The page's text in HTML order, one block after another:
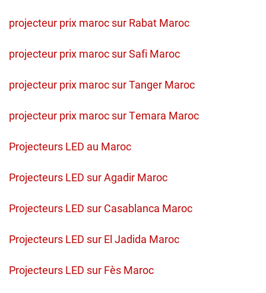
projecteur prix maroc sur Rabat Maroc
projecteur prix maroc sur Safi Maroc
projecteur prix maroc sur Tanger Maroc
projecteur prix maroc sur Temara Maroc
Projecteurs LED au Maroc
Projecteurs LED sur Agadir Maroc
Projecteurs LED sur Casablanca Maroc
Projecteurs LED sur El Jadida Maroc
Projecteurs LED sur Fès Maroc